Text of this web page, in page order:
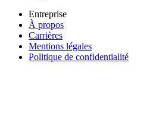
Entreprise
À propos
Carrières
Mentions légales
Politique de confidentialité